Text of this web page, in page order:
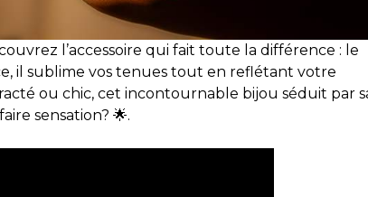
l’accessoire qui fait toute la différence : le
il sublime vos tenues tout en reflétant votre
ou chic, cet incontournable bijou séduit par
sensation? 🌟.